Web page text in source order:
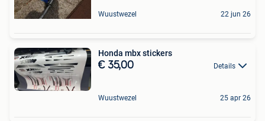
Wuustwezel 22 jun 26
Honda mbx stickers
€ 35,00 Details
Wuustwezel 25 apr 26